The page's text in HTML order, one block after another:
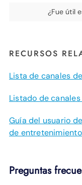
¿Fue útil
RECURSOS
Lista de canales
Listado de
Guía del usuario
de entretenimiento
Preguntas